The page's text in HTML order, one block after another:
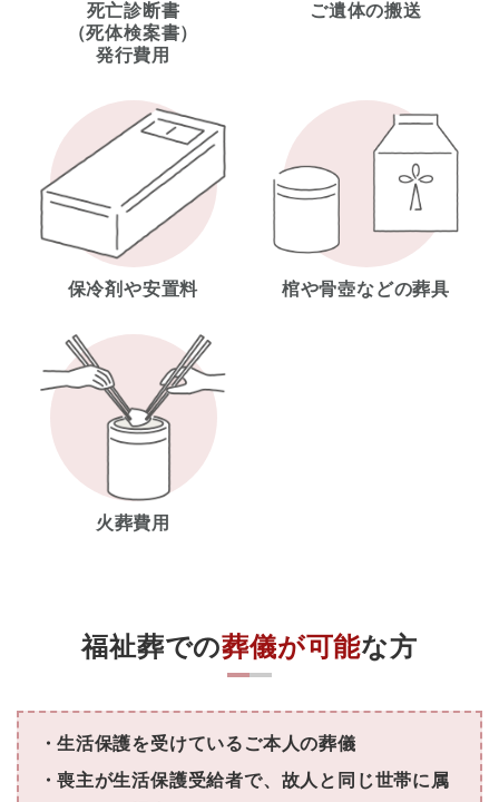
死亡診断書
（死体検案書）
発行費用
ご遺体の搬送
保冷剤や安置料 棺や骨壺などの葬具
火葬費用
福祉葬での葬儀が可能な方
生活保護を受けているご本人の葬儀
喪主が生活保護受給者で、故人と同じ世帯に属